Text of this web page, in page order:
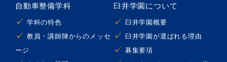
自動車整備学科
学科の特色
教員・講師陣からのメッセ
ージ
臼井学園について
臼井学園概要
臼井学園が選ばれる理由
募集要項